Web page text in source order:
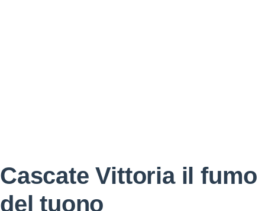
Cascate Vittoria il fumo
del tuono